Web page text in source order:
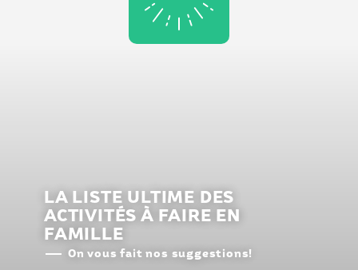
LA LISTE ULTIME DES
ACTIVITÉS À FAIRE EN
FAMILLE
On vous fait nos suggestions!